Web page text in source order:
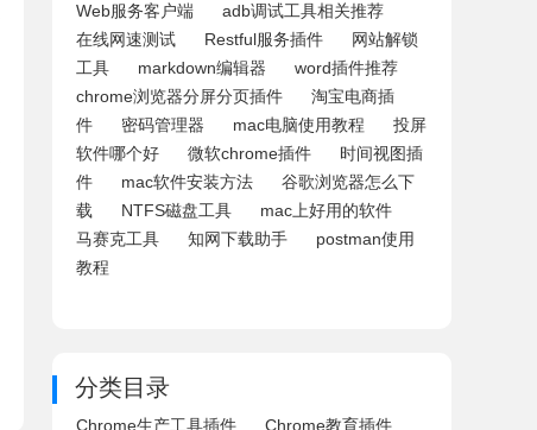
Web服务客户端
adb调试工具相关推荐
在线网速测试
Restful服务插件
网站解锁
工具
markdown编辑器
word插件推荐
chrome浏览器分屏分页插件
淘宝电商插
件
密码管理器 mac电脑使用教程
投屏
软件哪个好
微软chrome插件
时间视图插
件
mac软件安装方法
谷歌浏览器怎么下
载
NTFS磁盘工具
mac上好用的软件
马赛克工具
知网下载助手
postman使用
教程
分类目录
Chrome生产工具插件
Chrome教育插件